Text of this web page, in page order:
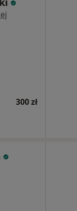
300 zł